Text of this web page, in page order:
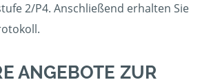
2/P4. Anschließend erhalten Sie
ANGEBOTE ZUR